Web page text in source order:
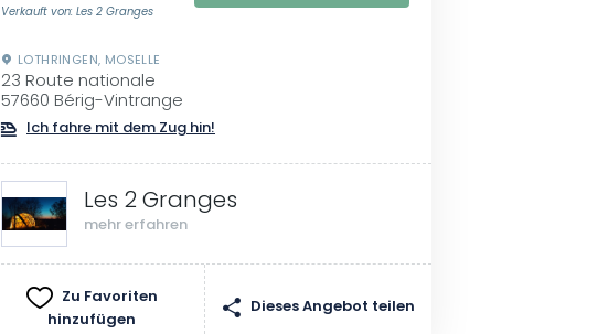
Verkauft von: Les 2 Granges
LOTHRINGEN, MOSELLE
23 Route nationale
57660 Bérig-Vintrange
Ich fahre mit dem Zug hin!
Les 2 Granges
mehr erfahren
Zu Favoriten
hinzufügen
Dieses Angebot teilen